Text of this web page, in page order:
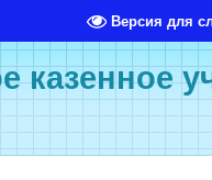
Версия для
казенное